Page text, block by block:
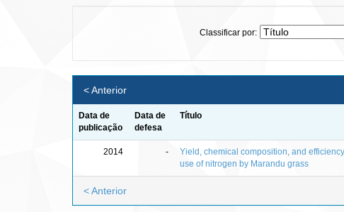
Classificar por:
< Anterior
Data de
publicação
Data de
defesa
Título
2014 -
Yield, chemical composition, and
use of nitrogen by Marandu grass
< Anterior